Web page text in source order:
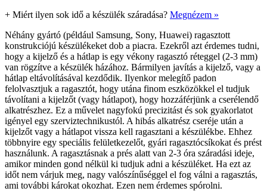
+ Miért ilyen sok idő a készülék száradása? Megnézem »
Néhány gyártó (például Samsung, Sony, Huawei) ragasztott
konstrukciójú készülékeket dob a piacra. Ezekről azt érdemes tudni,
hogy a kijelző és a hátlap is egy vékony ragasztó réteggel (2-3 mm)
van rögzítve a készülék házához. Bármilyen javítás a kijelző, vagy a
hátlap eltávolításával kezdődik. Ilyenkor melegítő padon
felolvasztjuk a ragasztót, hogy utána finom eszközökkel el tudjuk
távolítani a kijelzőt (vagy hátlapot), hogy hozzáférjünk a cserélendő
alkatrészhez. Ez a művelet nagyfokú precizitást és sok gyakorlatot
igényel egy szerviztechnikustól. A hibás alkatrész cseréje után a
kijelzőt vagy a hátlapot vissza kell ragasztani a készülékbe. Ehhez
többnyire egy speciális felületkezelőt, gyári ragasztócsíkokat és prést
használunk. A ragasztásnak a prés alatt van 2-3 óra száradási ideje,
amikor minden gond nélkül ki tudjuk adni a készüléket. Ha ezt az
időt nem várjuk meg, nagy valószínűséggel el fog válni a ragasztás,
ami további károkat okozhat. Ezen nem érdemes spórolni.